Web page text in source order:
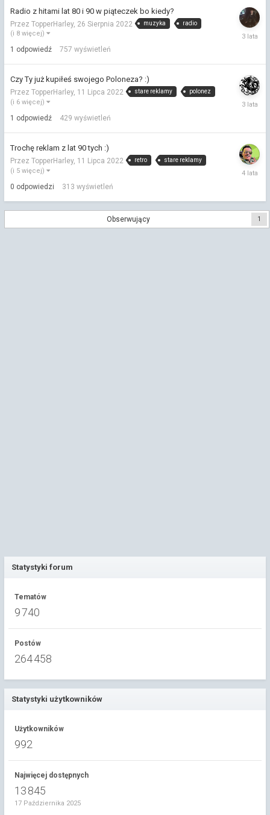
Radio z hitami lat 80 i 90 w piąteczek bo kiedy?
Przez TopperHarley, 26 Sierpnia 2022 muzyka radio
(i 8 więcej)
1 odpowiedź 757 wyświetleń
27
Czy Ty już kupiłeś swojego Poloneza? :)
Przez TopperHarley, 11 Lipca 2022 stare reklamy polonez
(i 6 więcej)
1 odpowiedź 429 wyświetleń
19
Trochę reklam z lat 90 tych :)
Przez TopperHarley, 11 Lipca 2022 retro stare reklamy
(i 5 więcej)
0 odpowiedzi 313 wyświetleń
11
Obserwujący 1
Statystyki forum
Tematów
9 740
Postów
264 458
Statystyki użytkowników
Użytkowników
992
Najwięcej dostępnych
13 845
17 Października 2025